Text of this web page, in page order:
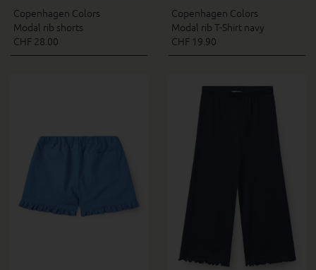
Copenhagen Colors
Modal rib shorts
CHF 28.00
Copenhagen Colors
Modal rib T-Shirt navy
CHF 19.90